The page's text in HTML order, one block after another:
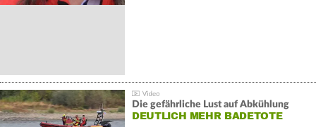
Die gefährliche Lust auf Abkühlung
DEUTLICH MEHR BADETOTE